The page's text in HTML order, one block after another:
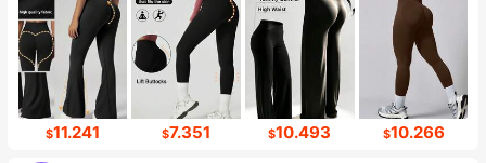
$11.241 $7.351 $10.493 $10.266